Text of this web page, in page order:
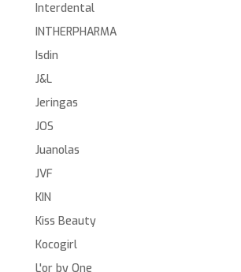
Interdental
INTHERPHARMA
Isdin
J&L
Jeringas
JOS
Juanolas
JVF
KIN
Kiss Beauty
Kocogirl
L'or by One